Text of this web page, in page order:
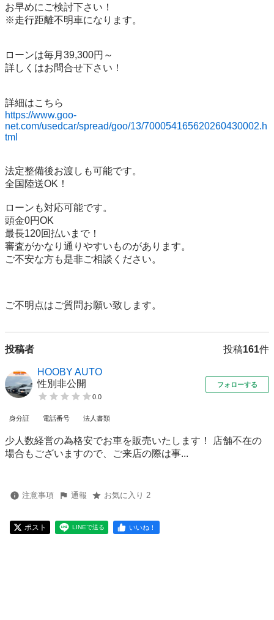
お早めにご検討下さい！
※走行距離不明車になります。
ローンは毎月39,300円～
詳しくはお問合せ下さい！
https://www.goo-
net.com/usedcar/spread/goo/13/700054165620260430002.h
tml
法定整備後お渡しも可能です。
全国陸送OK！
ローンも対応可能です。
頭金0円OK
最長120回払いまで！
審査がかなり通りやすいものがあります。
ご不安な方も是非ご相談ください。
ご不明点はご質問お願い致します。
投稿者 投稿161件
HOOBY AUTO
性別非公開
0.0
フォローする
身分証 電話番号 法人書類
少人数経営の為格安でお車を販売いたします！ 店舗不在の
場合もございますので、ご来店の際は事...
注意事項 通報 お気に入り 2
ポスト LINEで送る いいね！